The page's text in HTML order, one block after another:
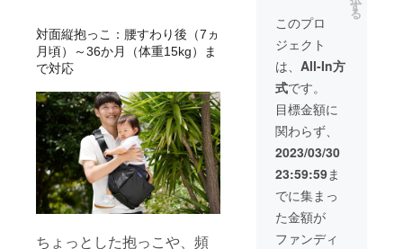
対面縦抱っこ：腰すわり後（7ヵ
月頃）～36か月（体重15kg）ま
で対応
ちょっとした抱っこや、頻
は、お
届け時
期に変
更や遅
れが生
じる場
合がご
ざいま
す。恐
れ入り
ます
が、予
めご了
承くだ
さい。
お届け
時期に
いで
す！ 宜
しくお
願い致
しま
す！
（例）
Twitter
で知り
まし
た。
【お届
け時
期】
【2023
年6
一部仕
様が変
わる場
合がご
ざいま
す。予
めご了
承くだ
さい。
備考欄
に当プ
ロジェ
クトに
ついて
知った
きっか
下防止
ベルト
×1、
ショル
パッ
ド、Dカ
ン、ベ
ルトク
リップ
※プロ
ジェク
ト掲載
画像は
サンプ
ルとな
ンナー
ナーポ
ケット
×1、前
面ポ
ケッ
ト、背
面ポ
ケッ
ち手
×1、ウ
エスト
ベルト
×1、背
ルト周
囲：最
長
158cm
、最短
62cm（
バッグ
含む）
重量：
約640g
■仕様
メイン
ポケッ
ト×1、
メッ
シュポ
材：
ターポ
リン、
ポリウ
レタン
等 ■ブ
ラック×
オレン
ジ ■サ
イズ
（約）
タテ：
前面
190、背
面220 ×
最大幅
す
る
このプロ
ジェクト
は、 All-In方
式です。
目標金額に
関わらず、
2023/03/30
23:59:59ま
でに集まっ
た金額が
ファンディ